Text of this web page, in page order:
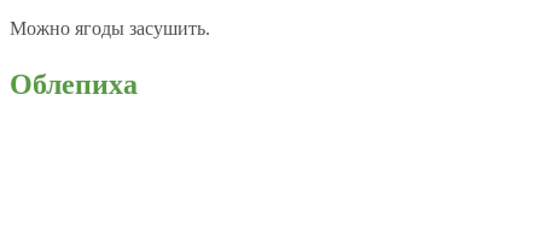
Можно ягоды засушить.
Облепиха